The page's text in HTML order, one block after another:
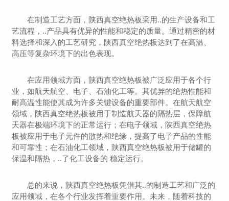
在制造工艺方面，陕西真空绝热板采用..的生产设备和工
艺流程，..产品具有优异的性能和稳定的质量。通过精密的材
料选择和深入的工艺研究，陕西真空绝热板达到了在高温、
高压等复杂环境下的出色表现。
在应用领域方面，陕西真空绝热板被广泛应用于各个行
业，如航天航空、电子、石油化工等。其优异的绝热性能和
耐高温性能使其成为许多关键设备的重要部件。在航天航空
领域，陕西真空绝热板被用于制造航天器的隔热层，保障航
天器在极端环境下的正常运行；在电子领域，陕西真空绝热
板被应用于电子元件的散热和绝缘，提高了电子产品的性能
和可靠性；在石油化工领域，陕西真空绝热板被用于储罐的
保温和隔热，..了化工设备的 稳定运行。
总的来说，陕西真空绝热板凭借其..的制造工艺和广泛的
应用领域，在各个行业发挥着重要作用。未来，随着科技的